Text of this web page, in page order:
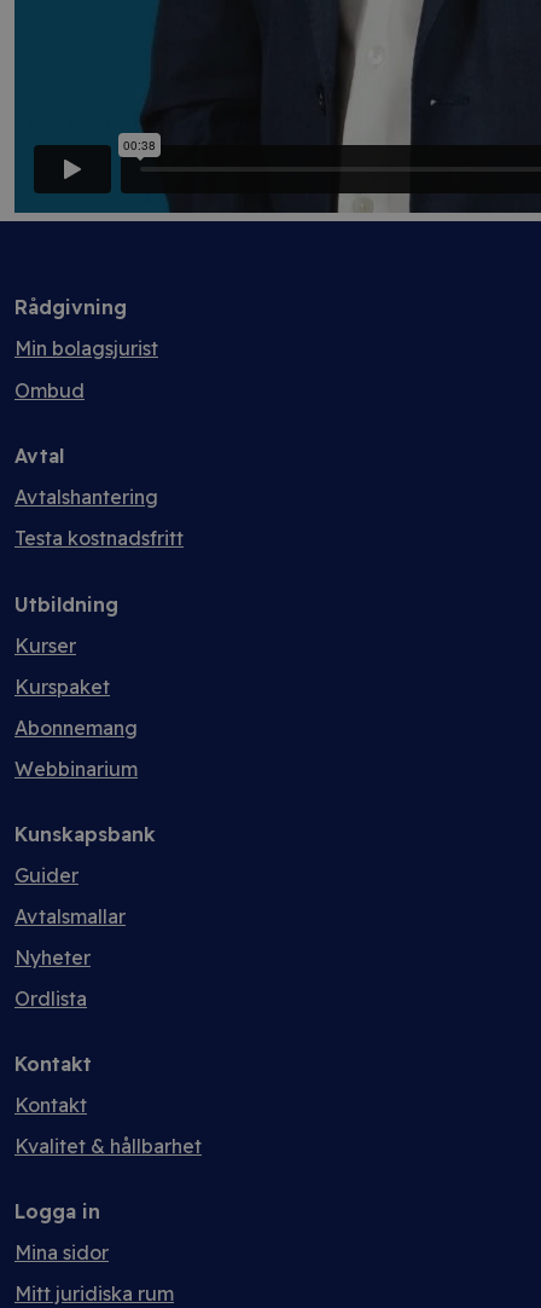
Rådgivning
Min bolagsjurist
Ombud
Avtal
Avtalshantering
Testa kostnadsfritt
Utbildning
Kurser
Kurspaket
Abonnemang
Webbinarium
Kunskapsbank
Guider
Avtalsmallar
Nyheter
Ordlista
Kontakt
Kontakt
Kvalitet & hållbarhet
Logga in
Mina sidor
Mitt juridiska rum